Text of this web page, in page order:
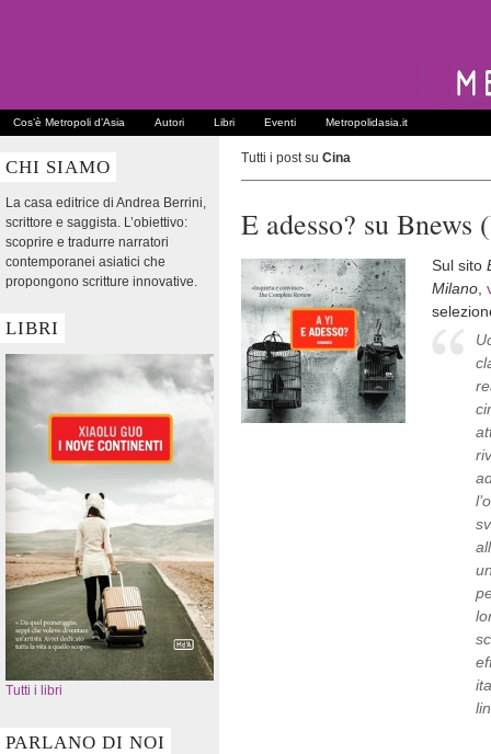
Cos’è Metropoli d’Asia Autori Libri Eventi Metropolidasia.it
CHI SIAMO
La casa editrice di Andrea Berrini,
scrittore e saggista. L’obiettivo:
scoprire e tradurre narratori
contemporanei asiatici che
propongono scritture innovative.
LIBRI
Tutti i libri
PARLANO DI NOI
Tutti i post su Cina
E adesso? su
Sul sito
Milano